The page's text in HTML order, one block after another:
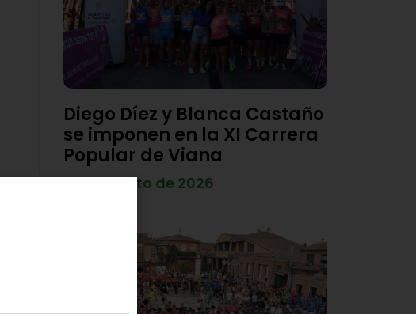
Diego Díez y Blanca Castaño
se imponen en la XI Carrera
Popular de Viana
4 de agosto de 2026